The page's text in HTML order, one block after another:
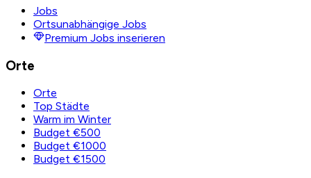
Jobs
Ortsunabhängige Jobs
Premium Jobs inserieren
Orte
Orte
Top Städte
Warm im Winter
Budget €500
Budget €1000
Budget €1500